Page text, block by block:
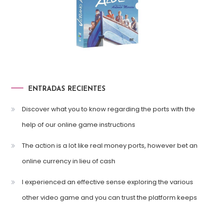
ENTRADAS RECIENTES
Discover what you to know regarding the ports with the
help of our online game instructions
The action is a lot like real money ports, however bet an
online currency in lieu of cash
I experienced an effective sense exploring the various
other video game and you can trust the platform keeps